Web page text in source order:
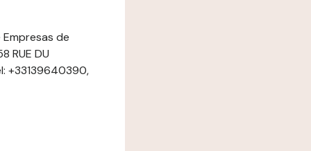
de
RUE DU
+33139640390,